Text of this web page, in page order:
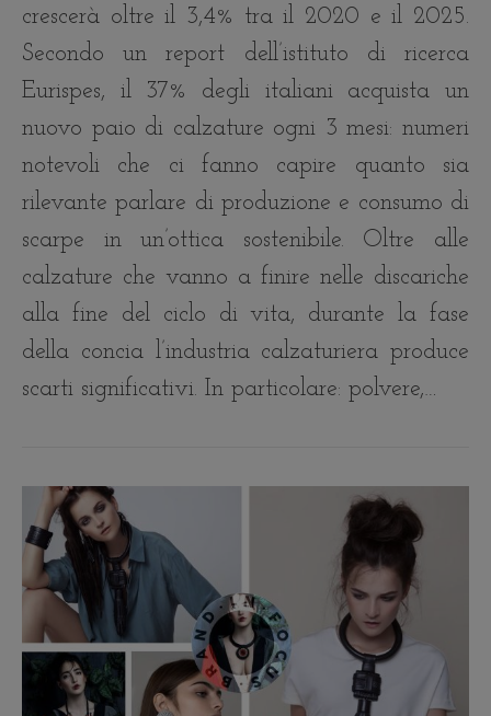
crescerà oltre il 3,4% tra il 2020 e il 2025.
Secondo un report dell’istituto di ricerca
Eurispes, il 37% degli italiani acquista un
nuovo paio di calzature ogni 3 mesi: numeri
notevoli che ci fanno capire quanto sia
rilevante parlare di produzione e consumo di
scarpe in un’ottica sostenibile. Oltre alle
calzature che vanno a finire nelle discariche
alla fine del ciclo di vita, durante la fase
della concia l’industria calzaturiera produce
scarti significativi. In particolare: polvere,…